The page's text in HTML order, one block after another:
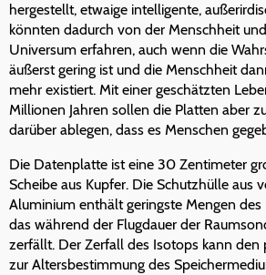
hergestellt, etwaige intelligente,
könnten dadurch von der Menschheit
Universum erfahren, auch wenn die
äußerst gering ist und die Menschheit
mehr existiert. Mit einer geschätzten
Millionen Jahren sollen die Platten aber
darüber ablegen, dass es Menschen
Die Datenplatte ist eine 30 Zentimeter
Scheibe aus Kupfer. Die Schutzhülle aus
Aluminium enthält geringste Mengen
das während der Flugdauer der
zerfällt. Der Zerfall des Isotops kann den
zur Altersbestimmung des